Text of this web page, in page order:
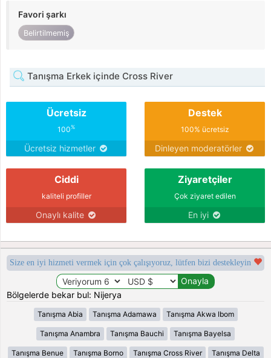
Favori şarkı
Belirtilmemiş
Tanışma Erkek içinde Cross River
Ücretsiz
100%
Ücretsiz hizmetler
Destek
100% ücretsiz
Dinleyen moderatörler
Ciddi
kaliteli profiller
Onaylı kalite
Ziyaretçiler
Çok ziyaret edilen
En iyi
Size en iyi hizmeti vermek için çok çalışıyoruz, lütfen bizi destekleyin
Bölgelerde bekar bul: Nijerya
Tanışma Abia Tanışma Adamawa Tanışma Akwa Ibom
Tanışma Anambra Tanışma Bauchi Tanışma Bayelsa
Tanışma Benue Tanışma Borno Tanışma Cross River Tanışma Delta